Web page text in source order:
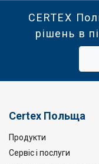
CERTEX
рішень в
Certex Польща
Продукти
Сервіс і послуги